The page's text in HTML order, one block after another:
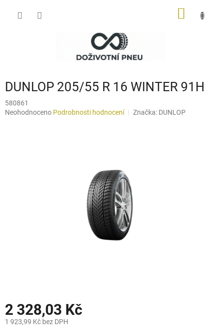
DUNLOP 205/55 R 16 WINTER 91H
580861
Průměrné
Neohodnoceno Podrobnosti hodnocení Značka: DUNLOP
2 328,03 Kč
1 923,99 Kč bez DPH